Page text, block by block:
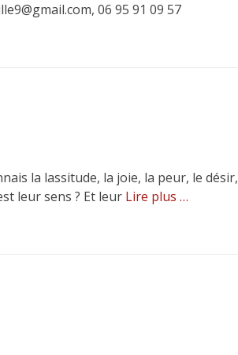
06 95 91 09 57
la lassitude, la joie, la peur, le désir,
leur sens ? Et leur Lire plus …